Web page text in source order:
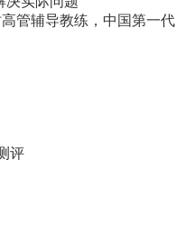
管辅导教练，中国第一代
评